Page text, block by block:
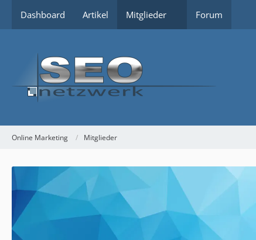
Dashboard Artikel Mitglieder Forum
Online Marketing Mitglieder